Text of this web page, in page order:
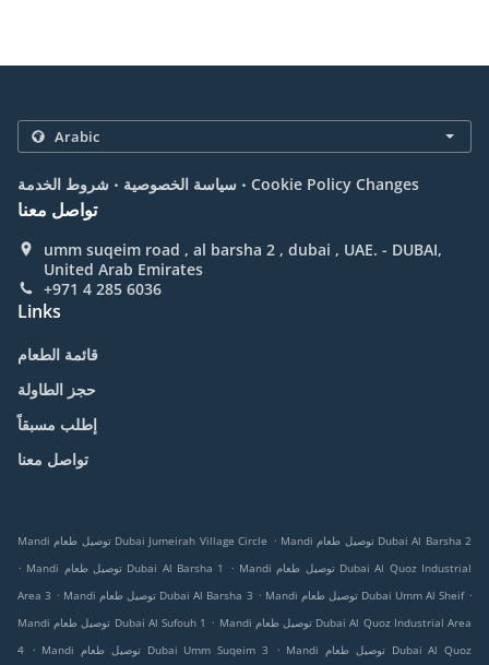
سياسة الخصوصية . شروط الخدمة . Cookie Policy Changes
تواصل معنا
umm suqeim road , al barsha 2 , dubai , UAE. - DUBAI,
United Arab Emirates
+971 4 285 6036
Links
قائمة الطعام
حجز الطاولة
إطلب مسبقاً
تواصل معنا
Mandi توصيل طعام Dubai Jumeirah Village Circle .
Mandi توصيل طعام Dubai Al Barsha 2
.
Mandi توصيل طعام Dubai Al Barsha 1 . Mandi توصيل طعام Dubai Al Quoz Industrial
Area 3 . Mandi توصيل طعام Dubai Al Barsha 3 . Mandi توصيل طعام Dubai Umm Al Sheif .
Mandi توصيل طعام Dubai Al Sufouh 1 . Mandi توصيل طعام Dubai Al Quoz Industrial Area
4
. Mandi توصيل طعام Dubai Umm Suqeim 3 . Mandi توصيل طعام Dubai Al Quoz